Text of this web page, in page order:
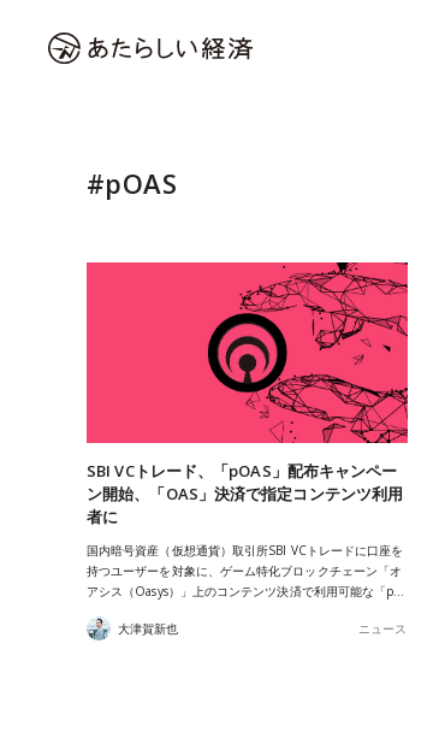
#pOAS
SBI VCトレード、「pOAS」配布キャンペー
ン開始、「OAS」決済で指定コンテンツ利用
者に
国内暗号資産（仮想通貨）取引所SBI VCトレードに口座を
持つユーザーを対象に、ゲーム特化ブロックチェーン「オ
アシス（Oasys）」上のコンテンツ決済で利用可能な「p…
大津賀新也 ニュース